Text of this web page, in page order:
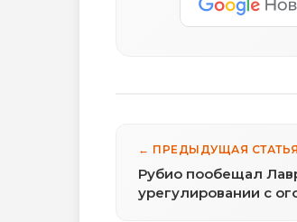
← ПРЕДЫДУЩАЯ СТАТЬЯ
Рубио пообещал
урегулировании с